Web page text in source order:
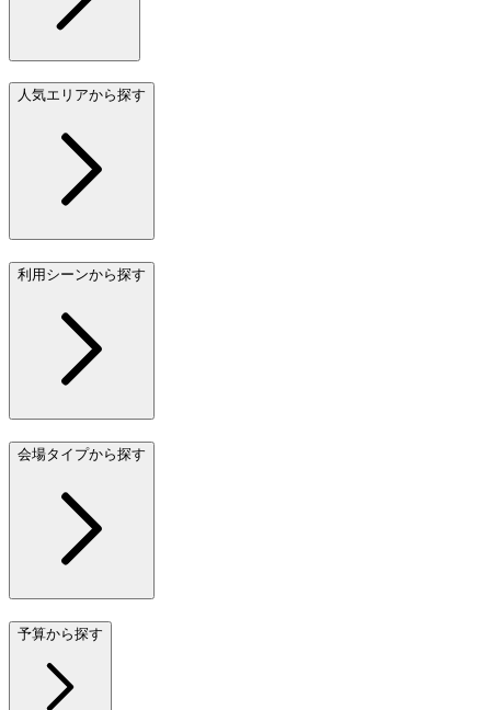
人気エリアから探す
利用シーンから探す
会場タイプから探す
予算から探す